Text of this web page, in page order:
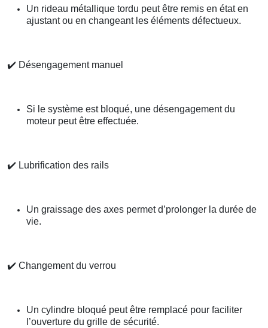
Un rideau métallique tordu peut être remis en état en
ajustant ou en changeant les éléments défectueux.
✔️ Désengagement manuel
Si le système est bloqué, une désengagement du
moteur peut être effectuée.
✔️ Lubrification des rails
Un graissage des axes permet d’prolonger la durée de
vie.
✔️ Changement du verrou
Un cylindre bloqué peut être remplacé pour faciliter
l’ouverture du grille de sécurité.